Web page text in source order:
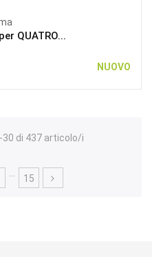
QUATRO...
NUOVO
di 437 articolo/i
15